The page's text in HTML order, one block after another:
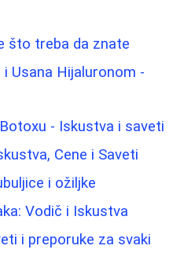
što treba da znate
Usana Hijaluronom -
- Iskustva i saveti
Cene i Saveti
i ožiljke
Vodič i Iskustva
i preporuke za svaki